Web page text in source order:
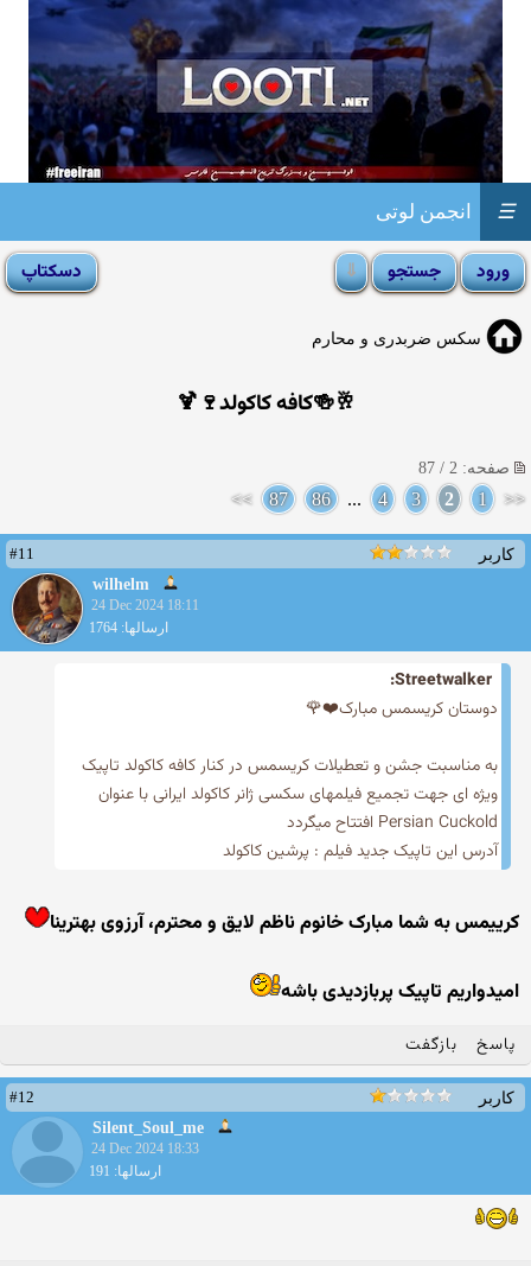
انجمن لوتی ☰
سکس ضربدری و محارم
🥂🍻کافه کاکولد🍷🍹
صفحه: 2 / 87
<<
1
2
3
4
...
86
87
>>
کاربر
#11
wilhelm
24 Dec 2024 18:11
ارسالها: 1764
Streetwalker:
دوستان کریسمس مبارک❤️🌹
به مناسبت جشن و تعطیلات کریسمس در کنار کافه کاکولد تاپیک
ویژه ای جهت تجمیع فیلمهای سکسی ژانر کاکولد ایرانی با عنوان
Persian Cuckold افتتاح میگردد
آدرس این تاپیک جدید فیلم : پرشین کاکولد
کرییمس به شما مبارک خانوم ناظم لایق و محترم، آرزوی بهترینا
امیدواریم تاپیک پربازدیدی باشه
پاسخ بازگفت
کاربر
#12
Silent_Soul_me
24 Dec 2024 18:33
ارسالها: 191